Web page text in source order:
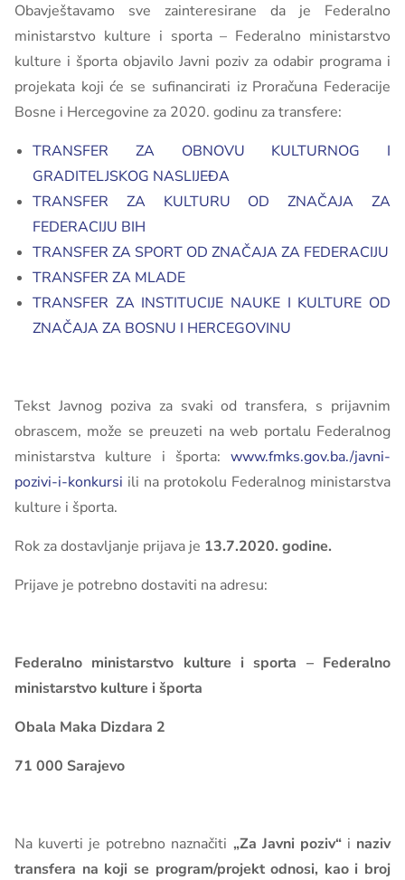
Obavještavamo sve zainteresirane da je Federalno
ministarstvo kulture i sporta – Federalno ministarstvo
kulture i športa objavilo Javni poziv za odabir programa i
projekata koji će se sufinancirati iz Proračuna Federacije
Bosne i Hercegovine za 2020. godinu za transfere:
TRANSFER ZA OBNOVU KULTURNOG I
GRADITELJSKOG NASLIJEĐA
TRANSFER ZA KULTURU OD ZNAČAJA ZA
FEDERACIJU BIH
TRANSFER ZA SPORT OD ZNAČAJA ZA FEDERACIJU
TRANSFER ZA MLADE
TRANSFER ZA INSTITUCIJE NAUKE I KULTURE OD
ZNAČAJA ZA BOSNU I HERCEGOVINU
Tekst Javnog poziva za svaki od transfera, s prijavnim
obrascem, može se preuzeti na web portalu Federalnog
ministarstva kulture i športa: www.fmks.gov.ba./javni-
pozivi-i-konkursi ili na protokolu Federalnog ministarstva
kulture i športa.
Rok za dostavljanje prijava je 13.7.2020. godine.
Prijave je potrebno dostaviti na adresu:
Federalno ministarstvo kulture i sporta – Federalno
ministarstvo kulture i športa
Obala Maka Dizdara 2
71 000 Sarajevo
Na kuverti je potrebno naznačiti „Za Javni poziv“i naziv
transfera na koji se program/projekt odnosi, kao i broj